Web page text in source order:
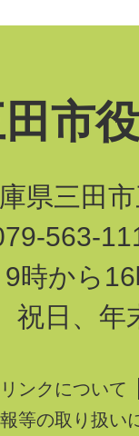
市
県三田市
563-
9時から
祝日、年
リンクについて
等の取り扱い